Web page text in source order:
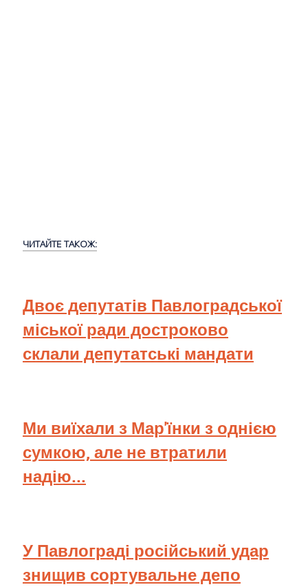
ЧИТАЙТЕ ТАКОЖ:
Двоє депутатів Павлоградської
міської ради достроково
склали депутатські мандати
Ми виїхали з Мар'їнки з однією
сумкою, але не втратили
надію...
У Павлограді російський удар
знищив сортувальне депо